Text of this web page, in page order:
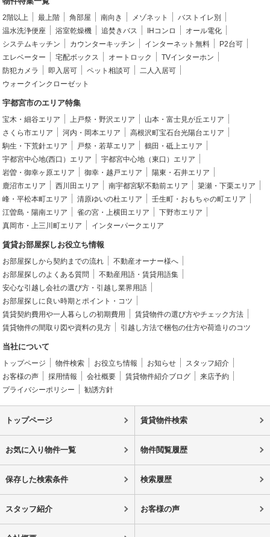
2階以上 最上階 角部屋 南向き メゾネット
バストイレ別
温水洗浄便座
浴室乾燥機 追焚きバス IHコンロ
オール電化
システムキッチン
カウンターキッチン インターネット無料
P2台可
エレベーター
宅配ボックス オートロック
TVインターホン
防犯カメラ
即入居可 ペット相談可
二人入居可
ウォークインクローゼット
宇都宮市のエリア特集
宝木・細谷エリア 上戸祭・野沢エリア
山本・富士見が丘エリア
さくら市エリア
河内・岡本エリア
高根沢町宝石台光陽台エリア
駒生・下荒針エリア
戸祭・若草エリア
鶴田・砥上エリア
宇都宮中心地(西口）エリア
宇都宮中心地（東口）エリア
岩曽・御幸ヶ原エリア
御幸・越戸エリア
陽東・石井エリア
鹿沼市エリア
西川田エリア 南宇都宮駅不動前エリア
簗瀬・下栗エリア
峰・平松本町エリア
清原ゆいの杜エリア
壬生町・おもちゃの町エリア
江曽島・陽南エリア
雀の宮・上横田エリア
下野市エリア
真岡市・上三川町エリア
インターパークエリア
賃貸お部屋探しお役立ち情報
お部屋探しから契約までの流れ
不動産オーナー様へ
お部屋探しのよくある質問
不動産用語・賃貸用語集
安心な引越し会社の選び方・引越し業界用語
お部屋探しに良い時期とポイント・コツ
賃貸契約費用や一人暮らしの初期費用
賃貸物件の選び方やチェック方法
賃貸物件の間取り図や資料の見方
引越し方法で梱包の仕方や荷造りのコツ
当社について
トップページ 物件検索 お役立ち情報 お知らせ
スタッフ紹介
お客様の声
採用情報 会社概要 賃貸物件紹介ブログ
来店予約
プライバシーポリシー
勧誘方針
トップページ 賃貸物件検索
お気に入り物件一覧 物件閲覧履歴
保存した検索条件 検索履歴
スタッフ紹介 お客様の声